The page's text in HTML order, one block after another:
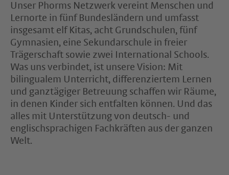
Unser Phorms Netzwerk vereint Menschen und
Lernorte in fünf Bundesländern und umfasst
insgesamt elf Kitas, acht Grundschulen, fünf
Gymnasien, eine Sekundarschule in freier
Trägerschaft sowie zwei International Schools.
Was uns verbindet, ist unsere Vision: Mit
bilingualem Unterricht, differenziertem Lernen
und ganztägiger Betreuung schaffen wir Räume,
in denen Kinder sich entfalten können. Und das
alles mit Unterstützung von deutsch- und
englischsprachigen Fachkräften aus der ganzen
Welt.